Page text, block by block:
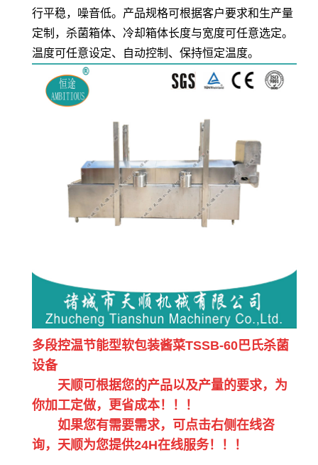
行平稳，噪音低。产品规格可根据客户要求和生产量
定制，杀菌箱体、冷却箱体长度与宽度可任意选定。
温度可任意设定、自动控制、保持恒定温度。
多段控温节能型软包装酱菜TSSB-60巴氏杀菌
设备
天顺可根据您的产品以及产量的要求，为
你加工定做，更省成本！！！
如果您有需要需求，可点击右侧在线咨
询，天顺为您提供24H在线服务！！！